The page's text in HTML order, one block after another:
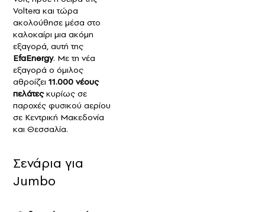
Voltera και τώρα
ακολούθησε μέσα στο
καλοκαίρι μια ακόμη
εξαγορά, αυτή της
EfaEnergy. Με τη νέα
εξαγορά ο όμιλος
αθροίζει 11.000 νέους
πελάτεςκυρίως σε
παροχές φυσικού αερίου
σε Κεντρική Μακεδονία
και Θεσσαλία.
Σενάρια για
Jumbo